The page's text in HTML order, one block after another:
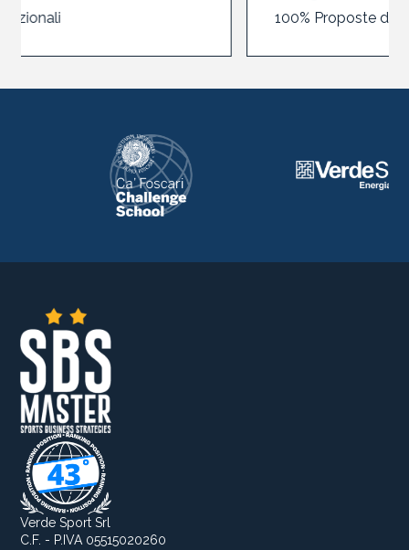
100% Proposte di Stage
Verde Sport Srl
C.F. - P.IVA 05515020260